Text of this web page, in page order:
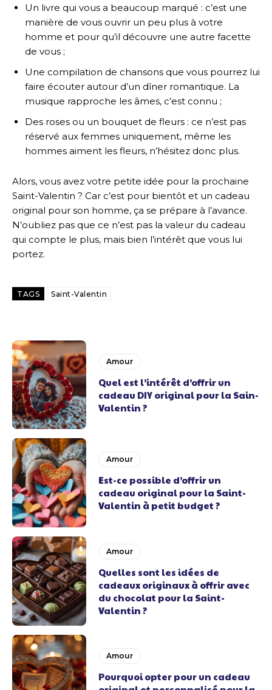
Un livre qui vous a beaucoup marqué : c’est une
manière de vous ouvrir un peu plus à votre
homme et pour qu’il découvre une autre facette
de vous ;
Une compilation de chansons que vous pourrez lui
faire écouter autour d’un dîner romantique. La
musique rapproche les âmes, c’est connu ;
Des roses ou un bouquet de fleurs : ce n’est pas
réservé aux femmes uniquement, même les
hommes aiment les fleurs, n’hésitez donc plus.
Alors, vous avez votre petite idée pour la prochaine
Saint-Valentin ? Car c’est pour bientôt et un cadeau
original pour son homme, ça se prépare à l’avance.
N’oubliez pas que ce n’est pas la valeur du cadeau
qui compte le plus, mais bien l’intérêt que vous lui
portez.
TAGS Saint-Valentin
Amour
Quel est l’intérêt d’offrir un
cadeau DIY original pour la Sain-
Valentin ?
Amour
Est-ce possible d’offrir un
cadeau original pour la Saint-
Valentin à petit budget ?
Amour
Quelles sont les idées de
cadeaux originaux à offrir avec
du chocolat pour la Saint-
Valentin ?
Amour
Pourquoi opter pour un cadeau